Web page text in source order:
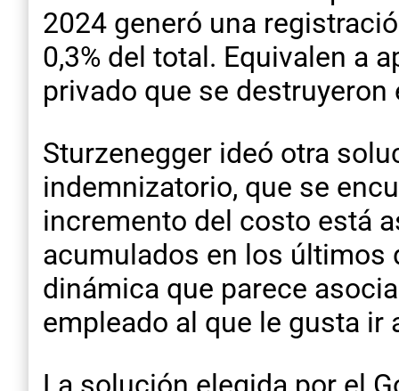
2024 generó una
0,3% del total. Equivalen a
privado que se
Sturzenegger ideó otra
indemnizatorio, que se
incremento del costo está
acumulados en los últimos
dinámica que parece
empleado al que le gusta ir